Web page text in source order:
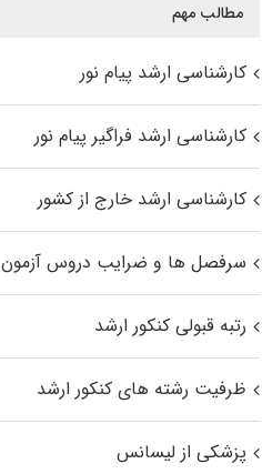
مطالب مهم
کارشناسی ارشد پیام نور
کارشناسی ارشد فراگیر پیام نور
کارشناسی ارشد خارج از کشور
سرفصل ها و ضرایب دروس آزمون
رتبه قبولی کنکور ارشد
ظرفیت رشته های کنکور ارشد
پزشکی از لیسانس